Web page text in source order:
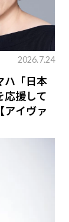
2026.7.24
ハ「日本
応援して
アイヴァ